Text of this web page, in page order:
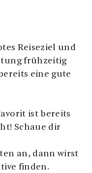
Reiseziel und
frühzeitig
eine gute
ist bereits
Schaue dir
an, dann wirst
finden.